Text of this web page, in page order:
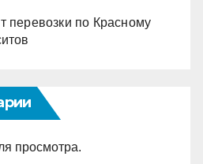
перевозки по Красному
просмотра.